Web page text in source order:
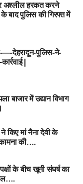
अश्लील हरकत करने
बाद पुलिस की गिरफ्त में
—-देहरादून-पुलिस-ने-
|
बाजार में उद्यान विभाग
किए मां नैना देवी के
की….
के बीच खूनी संघर्ष का